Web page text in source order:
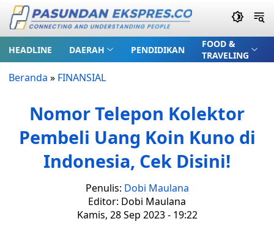
HEADLINE DAERAH PENDIDIKAN
FOOD &
TRAVELING
Beranda » FINANSIAL
Nomor Telepon Kolektor
Pembeli Uang Koin Kuno di
Indonesia, Cek Disini!
Penulis: Dobi Maulana
Editor: Dobi Maulana
Kamis, 28 Sep 2023 - 19:22